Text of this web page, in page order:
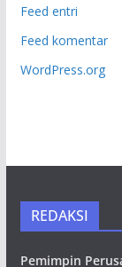
Feed entri
Feed komentar
WordPress.org
REDAKSI
Pemimpin